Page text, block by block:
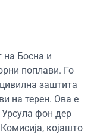
на Босна и
поплави. Го
заштита
на терен. Ова е
Урсула фон дер
којашто